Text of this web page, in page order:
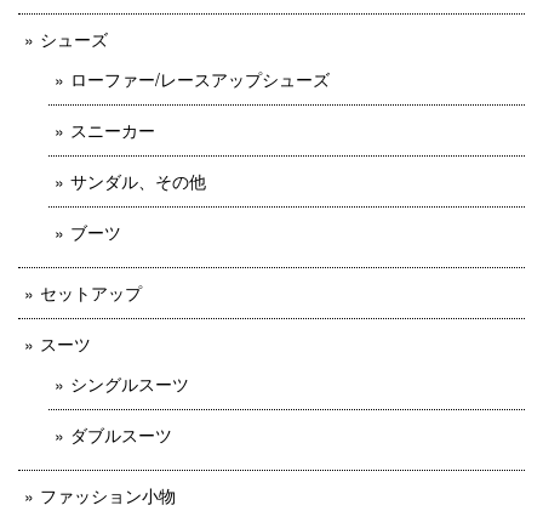
シューズ
ローファー/レースアップシューズ
スニーカー
サンダル、その他
ブーツ
セットアップ
スーツ
シングルスーツ
ダブルスーツ
ファッション小物